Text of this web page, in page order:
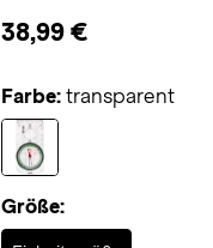
38,99 €
Farbe: transparent
Größe:
Selected